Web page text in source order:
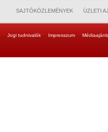
SAJTÓKÖZLEMÉNYEK ÜZLETI
Jogi tudnivalók Impresszum